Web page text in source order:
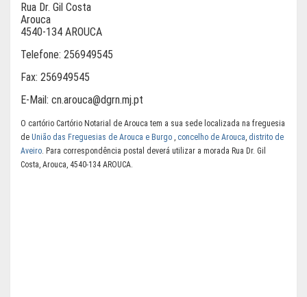
Rua Dr. Gil Costa
Arouca
4540-134 AROUCA
Telefone: 256949545
Fax: 256949545
E-Mail: cn.arouca@dgrn.mj.pt
O cartório Cartório Notarial de Arouca tem a sua sede localizada na freguesia
de União das Freguesias de Arouca e Burgo , concelho de Arouca, distrito de
Aveiro. Para correspondência postal deverá utilizar a morada Rua Dr. Gil
Costa, Arouca, 4540-134 AROUCA.